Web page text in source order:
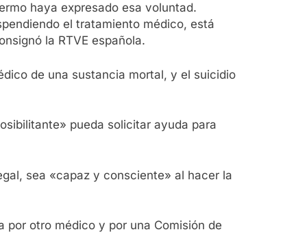
haya expresado esa voluntad.
el tratamiento médico, está
la RTVE española.
de una sustancia mortal, y el suicidio
pueda solicitar ayuda para
sea «capaz y consciente» al hacer la
por otro médico y por una Comisión de